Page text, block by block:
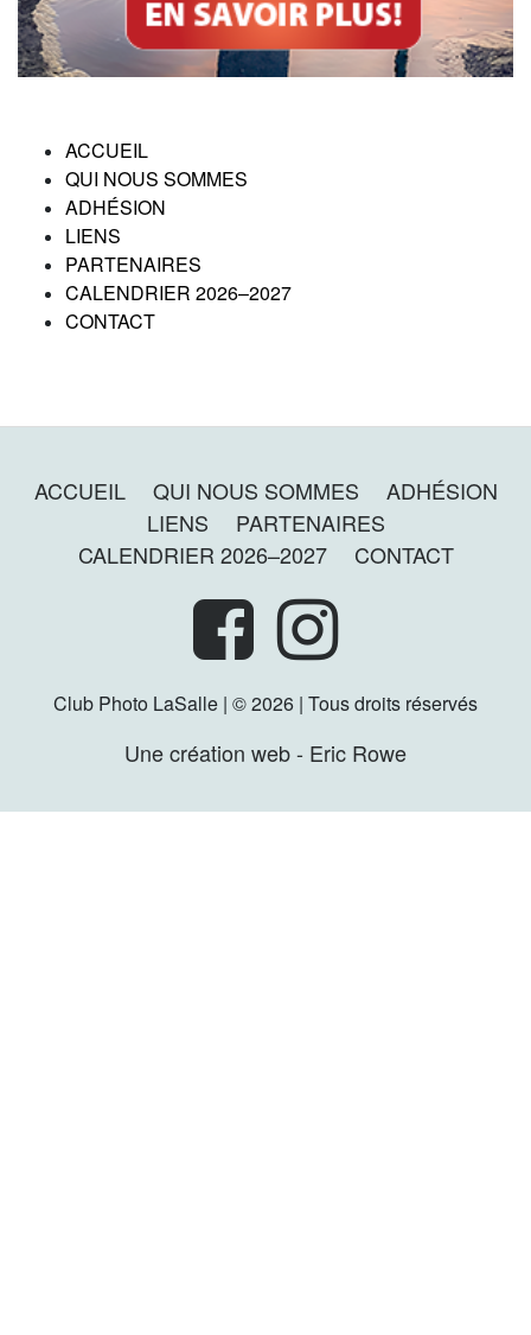
ACCUEIL
QUI NOUS SOMMES
ADHÉSION
LIENS
PARTENAIRES
CALENDRIER 2026–2027
CONTACT
ACCUEIL QUI NOUS SOMMES
ADHÉSION
LIENS
PARTENAIRES
CALENDRIER 2026–2027
CONTACT
Club Photo LaSalle | © 2026 | Tous droits réservés
Une création web - Eric Rowe